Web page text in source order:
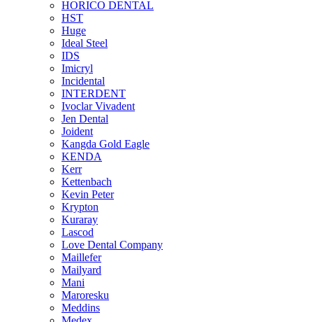
HORICO DENTAL
HST
Huge
Ideal Steel
IDS
Imicryl
Incidental
INTERDENT
Ivoclar Vivadent
Jen Dental
Joident
Kangda Gold Eagle
KENDA
Kerr
Kettenbach
Kevin Peter
Krypton
Kuraray
Lascod
Love Dental Company
Maillefer
Mailyard
Mani
Maroresku
Meddins